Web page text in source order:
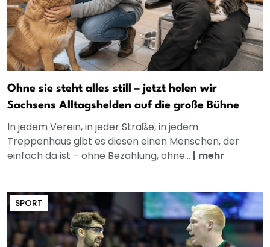
Ohne sie steht alles still – jetzt holen wir
Sachsens Alltagshelden auf die große Bühne
In jedem Verein, in jeder Straße, in jedem
Treppenhaus gibt es diesen einen Menschen, der
einfach da ist – ohne Bezahlung, ohne... | mehr
SPORT